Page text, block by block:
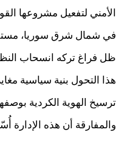
الأمني لتفعيل مشروعها
في شمال شرق سوريا،
ظل فراغ تركه انسحاب
هذا التحول بنية سياسية
ترسيخ الهوية الكردية
والمفارقة أن هذه